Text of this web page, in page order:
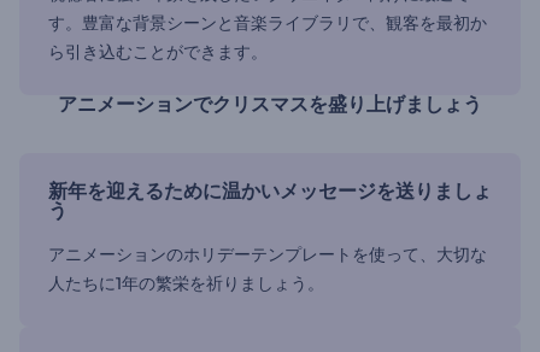
す。豊富な背景シーンと音楽ライブラリで、観客を最初か
ら引き込むことができます。
アニメーションでクリスマスを盛り上げましょう
新年を迎えるために温かいメッセージを送りましょ
う
アニメーションのホリデーテンプレートを使って、大切な
人たちに1年の繁栄を祈りましょう。